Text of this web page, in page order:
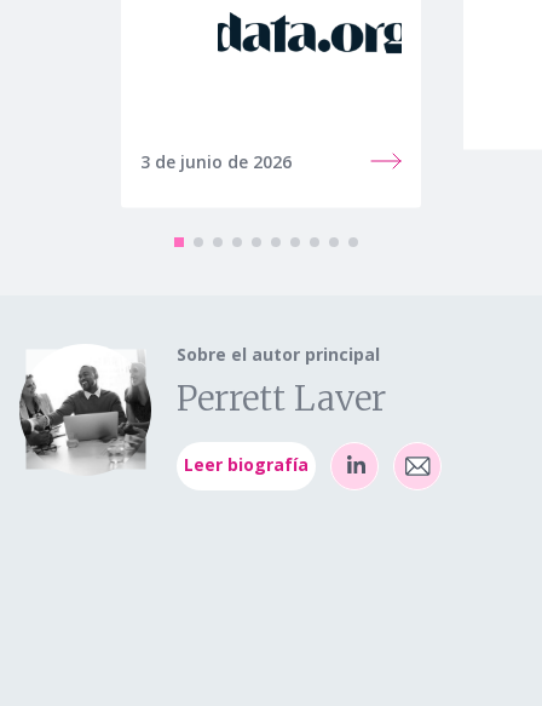
3 de junio de 2026
Sobre el autor principal
Perrett Laver
Leer biografía